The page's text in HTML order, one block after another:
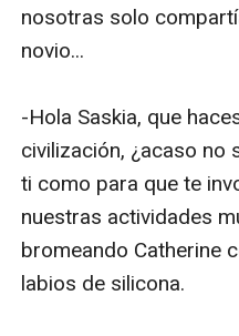
nosotras solo
novio...
-Hola Saskia, que
civilización, ¿acaso no
ti como para que te
nuestras actividades
bromeando Catherine
labios de silicona.